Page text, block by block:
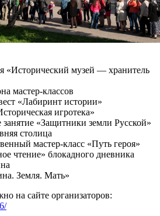
«Исторический музей — хранитель
мастер-классов
«Лабиринт истории»
игротека»
«Защитники земли Русской»
столица
мастер-класс «Путь героя»
чтение» блокадного дневника
Земля. Мать»
на сайте организаторов: